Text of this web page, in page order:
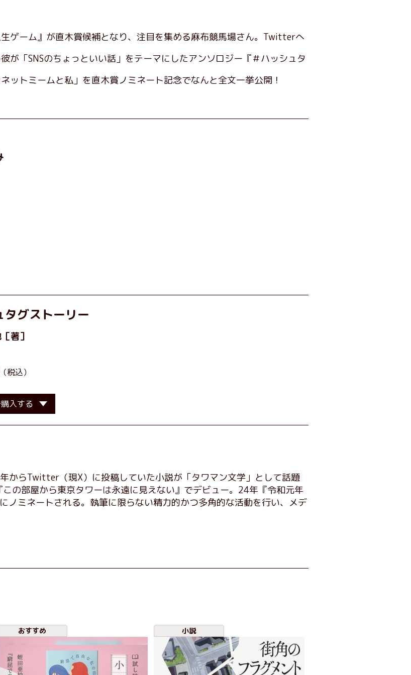
ゲーム』が直木賞候補となり、注目を集める麻布競馬場さん。Twitterへ
が「SNSのちょっといい話」をテーマにしたアンソロジー『＃ハッシュタ
ットミームと私」を直木賞ノミネート記念でなんと全文一挙公開！
タグストーリー
著］
税込）
入する
からTwitter（現X）に投稿していた小説が「タワマン文学」として話題
の部屋から東京タワーは永遠に見えない』でデビュー。24年『令和元年
ノミネートされる。執筆に限らない精力的かつ多角的な活動を行い、メデ
おすすめ 小説